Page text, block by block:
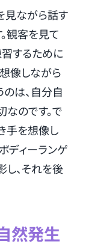
見ながら話す
観客を見て
するために
像しながら
のは、自分自
のです。で
手を想像し
ディーランゲ
、それを後
然発生